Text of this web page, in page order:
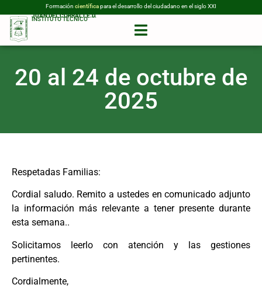
Formación científica para el desarrollo del ciudadano en el siglo XXI
INSTITUTO TÉCNICO
JUAN DEL CORRAL I.E.D.
20 al 24 de octubre de
2025
Respetadas Familias:
Cordial saludo. Remito a ustedes en comunicado adjunto
la información más relevante a tener presente durante
esta semana..
Solicitamos leerlo con atención y las gestiones
pertinentes.
Cordialmente,